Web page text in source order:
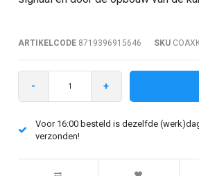
ARTIKELCODE8719396915646 SKU
- +
Voor 16:00 besteld is dezelfde
verzonden!